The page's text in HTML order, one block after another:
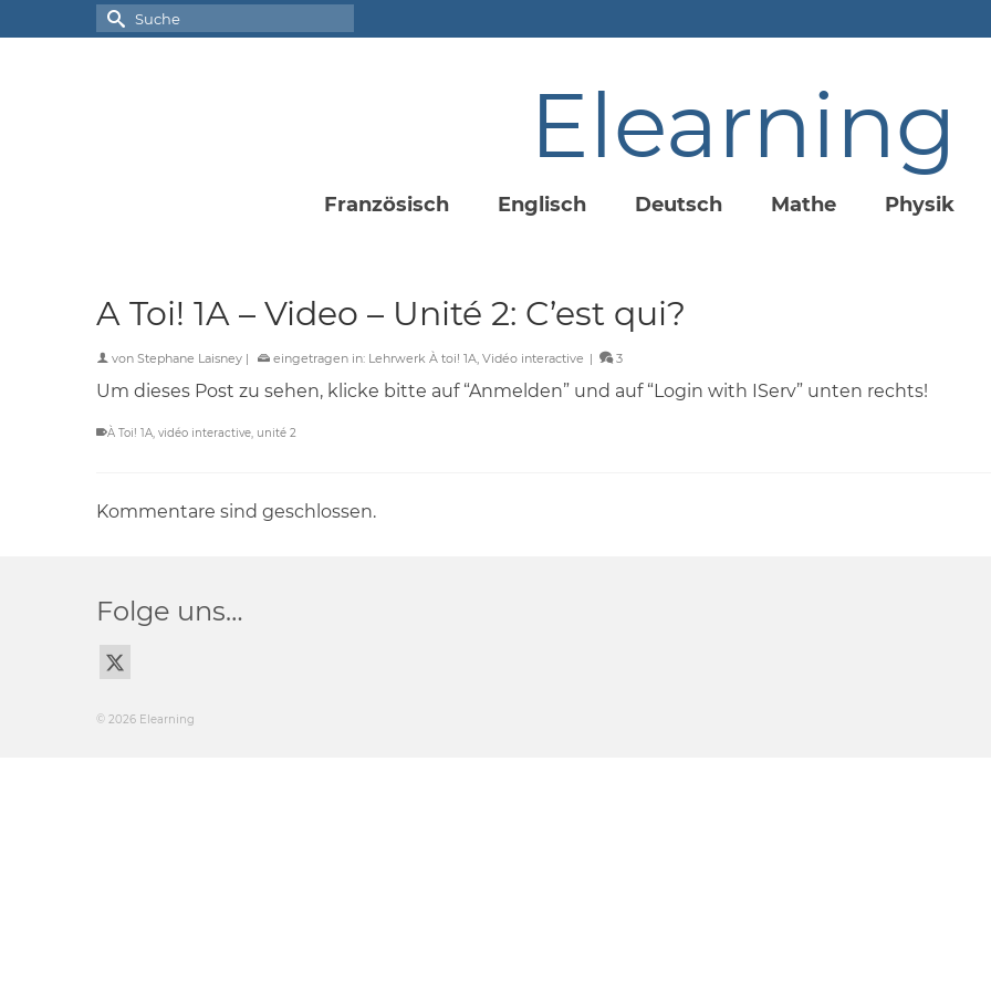
Suche
nach:
Elearning
Französisch Englisch Deutsch Mathe Physik
A Toi! 1A – Video – Unité 2: C’est qui?
von Stephane Laisney | eingetragen in: Lehrwerk À toi! 1A, Vidéo interactive | 3
Um dieses Post zu sehen, klicke bitte auf “Anmelden” und auf “Login with IServ” unten rechts!
À Toi! 1A, vidéo interactive, unité 2
Kommentare sind geschlossen.
Folge uns…
© 2026 Elearning